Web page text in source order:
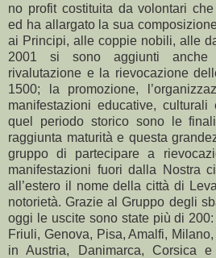
no profit costituita da volontari
ed ha allargato la sua
ai Principi, alle coppie nobili, alle
2001 si sono aggiunti anche
rivalutazione e la rievocazione
1500; la promozione,
manifestazioni educative,
quel periodo storico sono le
raggiunta maturità e questa
gruppo di partecipare a
manifestazioni fuori dalla Nostra
all’estero il nome della città di
notorietà. Grazie al Gruppo degli
oggi le uscite sono state più di
Friuli, Genova, Pisa, Amalfi,
in Austria, Danimarca, Corsica